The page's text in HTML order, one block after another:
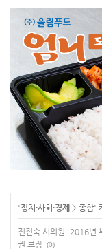
'정치·사회·경제 > 종합'
전진숙 시의원, 2016년
권 보장 (0)